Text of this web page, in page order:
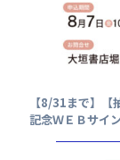
【8/31まで】
記念ＷＥＢサイ